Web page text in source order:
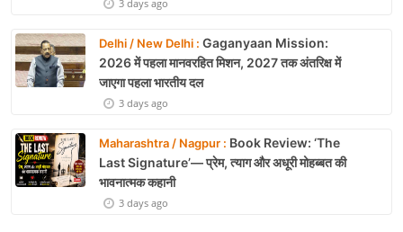
3 days ago
Delhi / New Delhi : Gaganyaan Mission:
2026 में पहला मानवरहित मिशन, 2027 तक अंतरिक्ष में
जाएगा पहला भारतीय दल
3 days ago
Maharashtra / Nagpur : Book Review: ‘The
Last Signature’— प्रेम, त्याग और अधूरी मोहब्बत की
भावनात्मक कहानी
3 days ago